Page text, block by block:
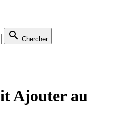
 Chercher
Ajouter au